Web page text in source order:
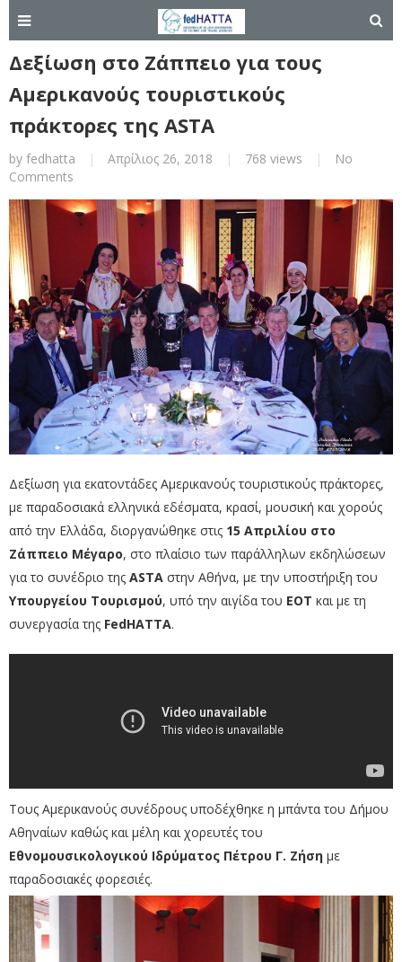
Δεξίωση στο Ζάππειο για τους
Aμερικανούς τουριστικούς
πράκτορες της ASTA
by fedhatta | Απρίλιος 26, 2018 | 768 views |
No
Comments
Δεξίωση για εκατοντάδες Αμερικανούς τουριστικούς πράκτορες,
με παραδοσιακά ελληνικά εδέσματα, κρασί, μουσική και χορούς
από την Ελλάδα, διοργανώθηκε στις 15 Απριλίου στο
Ζάππειο Μέγαρο, στο πλαίσιο των παράλληλων εκδηλώσεων
για το συνέδριο της ASTA στην Αθήνα, με την υποστήριξη του
Υπουργείου Τουρισμού, υπό την αιγίδα του ΕΟΤ και με τη
συνεργασία της FedHATTA.
Τους Αμερικανούς συνέδρους υποδέχθηκε η μπάντα του Δήμου
Αθηναίων καθώς και μέλη και χορευτές του
Εθνομουσικολογικού Ιδρύματος Πέτρου Γ. Ζήση με
παραδοσιακές φορεσιές.